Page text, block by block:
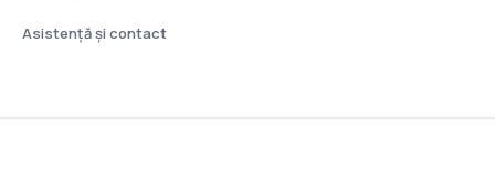
Asistenţă şi contact